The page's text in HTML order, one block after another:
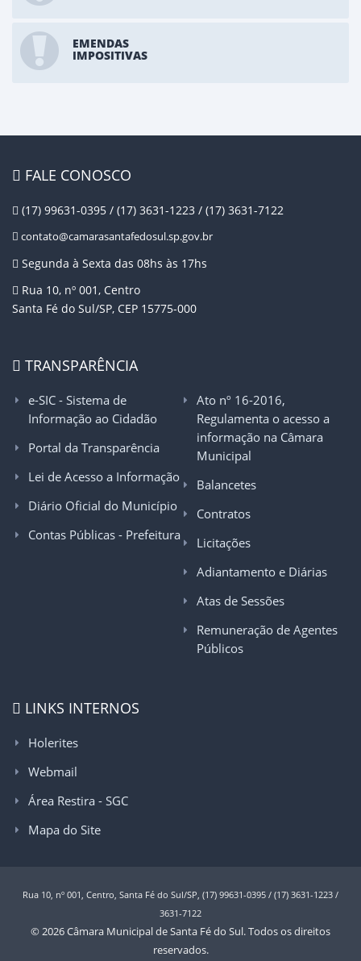
EMENDAS
IMPOSITIVAS
FALE CONOSCO
(17) 99631-0395 / (17) 3631-1223 / (17) 3631-7122
contato@camarasantafedosul.sp.gov.br
Segunda à Sexta das 08hs às 17hs
Rua 10, nº 001, Centro
Santa Fé do Sul/SP, CEP 15775-000
TRANSPARÊNCIA
e-SIC - Sistema de
Informação ao Cidadão
Portal da Transparência
Lei de Acesso a Informação
Diário Oficial do Município
Contas Públicas - Prefeitura
Ato nº 16-2016,
Regulamenta o acesso a
informação na Câmara
Municipal
Balancetes
Contratos
Licitações
Adiantamento e Diárias
Atas de Sessões
Remuneração de Agentes
Públicos
LINKS INTERNOS
Holerites
Webmail
Área Restira - SGC
Mapa do Site
Rua 10, nº 001, Centro, Santa Fé do Sul/SP, (17) 99631-0395 / (17) 3631-1223 /
3631-7122
© 2026 Câmara Municipal de Santa Fé do Sul. Todos os direitos
reservados.